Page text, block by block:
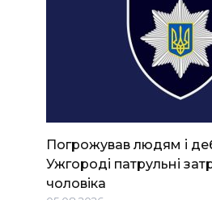
Погрожував людям і
Ужгороді патрульні
чоловіка